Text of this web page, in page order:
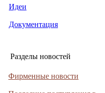
Идеи
Документация
Разделы новостей
Фирменные новости